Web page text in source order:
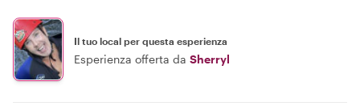
Il tuo local per questa esperienza
Esperienza offerta da Sherryl